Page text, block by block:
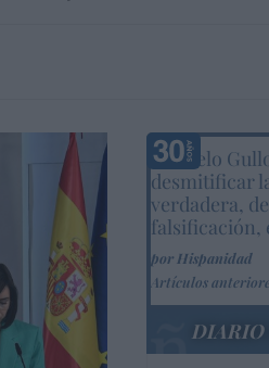
Marcelo
desmitificar
verdadera,
falsificación,
por Hispanidad
Artículos
DIARIO